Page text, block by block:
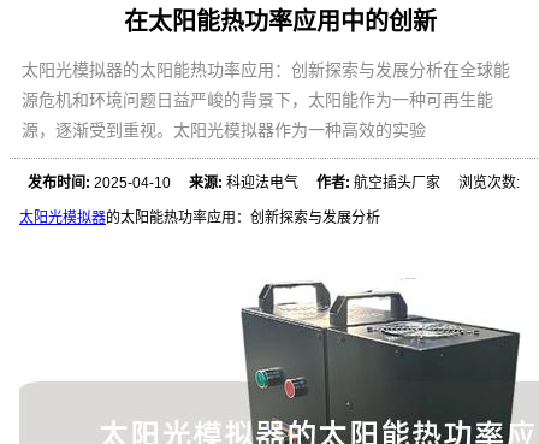
在太阳能热功率应用中的创新
太阳光模拟器的太阳能热功率应用：创新探索与发展分析在全球能
源危机和环境问题日益严峻的背景下，太阳能作为一种可再生能
源，逐渐受到重视。太阳光模拟器作为一种高效的实验
发布时间: 2025-04-10来源: 科迎法电气作者: 航空插头厂家 浏览次数:
太阳光模拟器的太阳能热功率应用：创新探索与发展分析